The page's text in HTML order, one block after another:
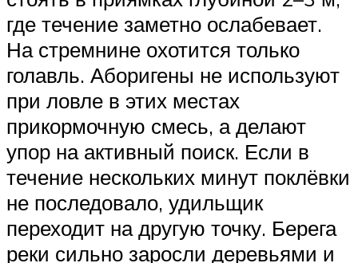
где течение заметно ослабевает.
На стремнине охотится только
голавль. Аборигены не используют
при ловле в этих местах
прикормочную смесь, а делают
упор на активный поиск. Если в
течение нескольких минут поклёвки
не последовало, удильщик
переходит на другую точку. Берега
реки сильно заросли деревьями и